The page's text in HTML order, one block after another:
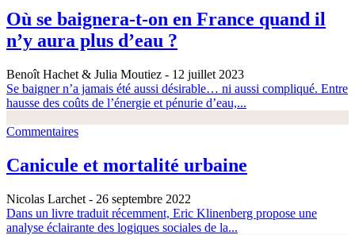
Où se baignera-t-on en France quand il
n’y aura plus d’eau ?
Benoît Hachet & Julia Moutiez - 12 juillet 2023
Se baigner n’a jamais été aussi désirable… ni aussi compliqué. Entre
hausse des coûts de l’énergie et pénurie d’eau,...
Commentaires
Canicule et mortalité urbaine
Nicolas Larchet - 26 septembre 2022
Dans un livre traduit récemment, Eric Klinenberg propose une
analyse éclairante des logiques sociales de la...